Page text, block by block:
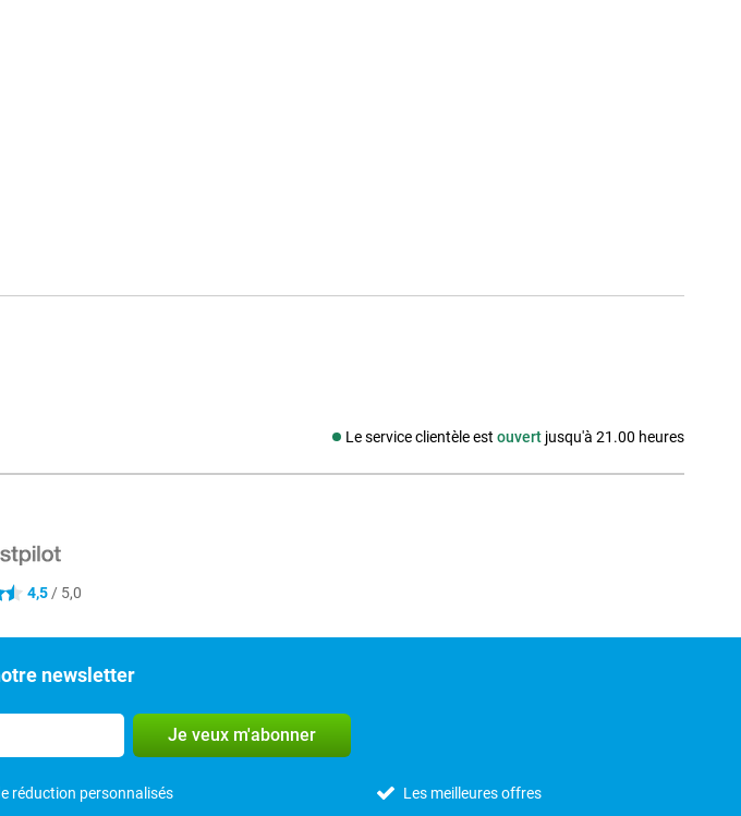
Le service clientèle est ouvert jusqu'à 21.00 heures
Média social
4,5 / 5,0
newsletter
Je veux m'abonner
réduction personnalisés Les meilleures offres